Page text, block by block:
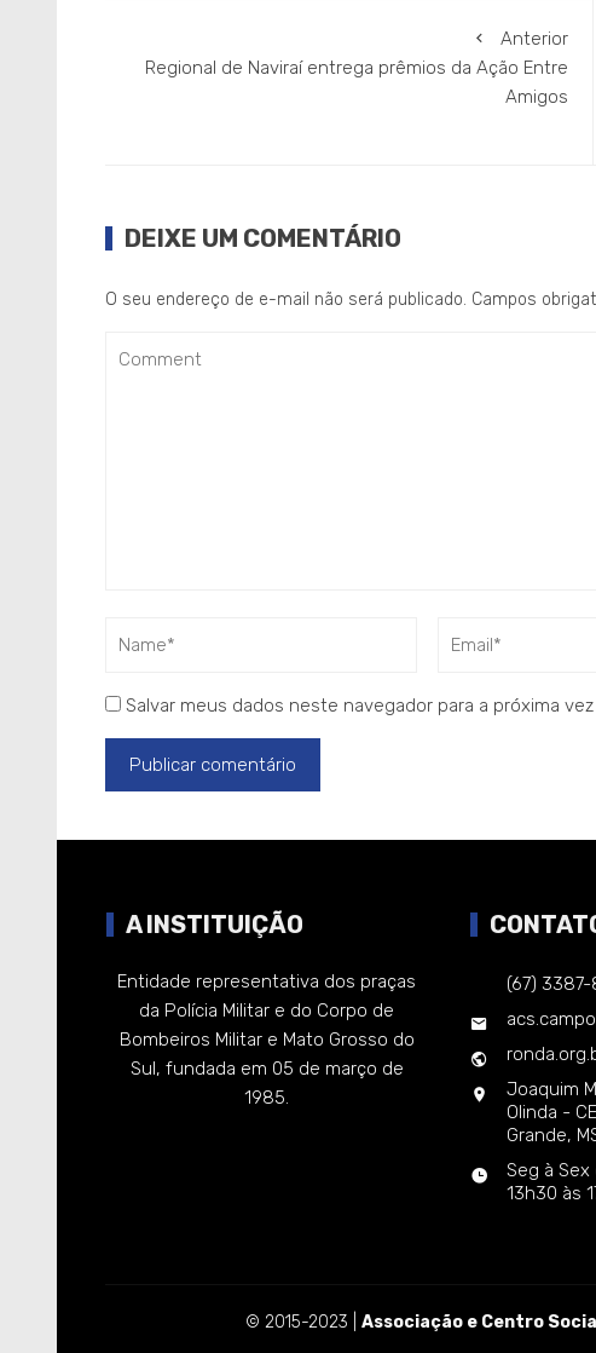
Anterior
Regional de Naviraí entrega prêmios da Ação Entre
Amigos
DEIXE UM COMENTÁRIO
O seu endereço de e-mail não será publicado. Campos
Salvar meus dados neste navegador para a próxima
A INSTITUIÇÃO
Entidade representativa dos praças
da Polícia Militar e do Corpo de
Bombeiros Militar e Mato Grosso do
Sul, fundada em 05 de março de
1985.
(67) 3387-
Joaquim
Olinda -
Grande,
Seg à Sex
13h30 às
© 2015-2023 | Associação e Centro